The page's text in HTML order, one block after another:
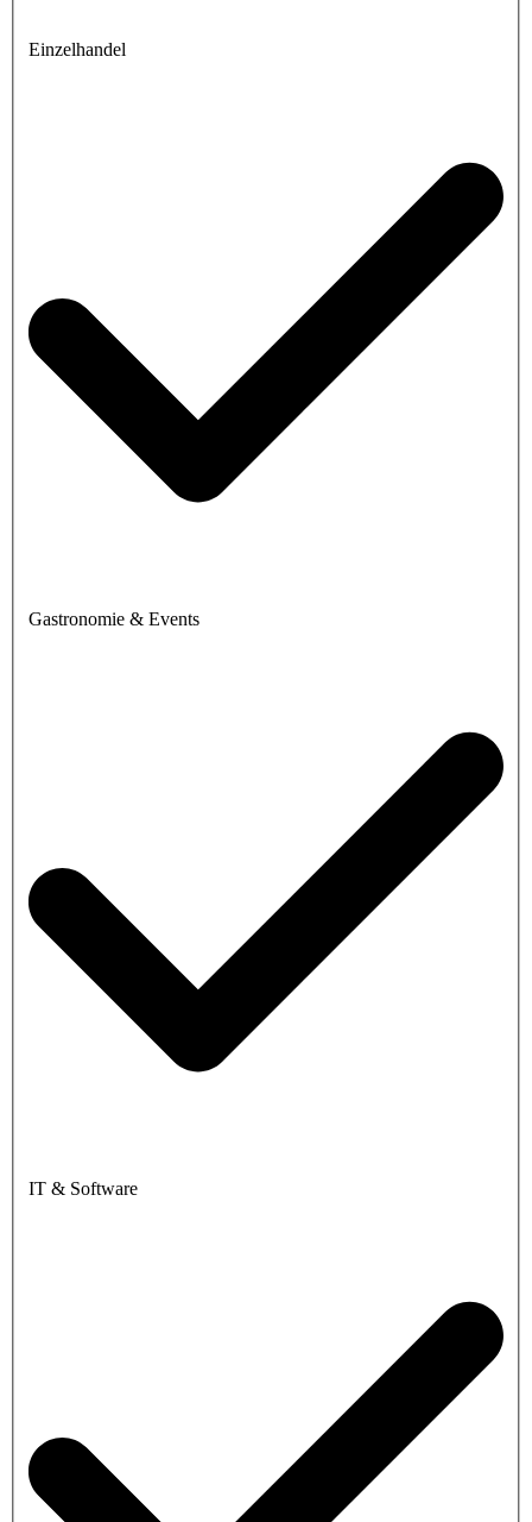
Einzelhandel
Gastronomie & Events
IT & Software